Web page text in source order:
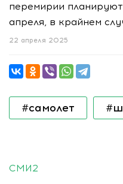
перемирии
апреля, в крайнем
22 апреля 2025
#самолет
СМИ2